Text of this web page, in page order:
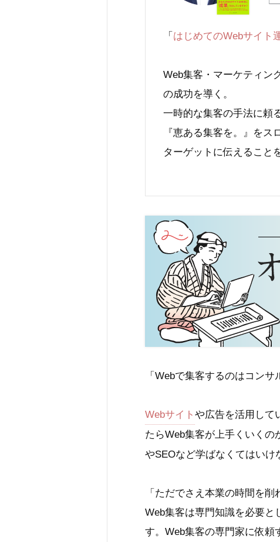
「 はじめてのWebサイト
Web集客・マーケティン
の成功を導く。
一時的な集客の手法に頼
『恵ある集客を。』を
ターゲットに伝えること
「Webで集客するのはコン
Webサイト や広告を活用して
たらWeb集客が上手くいくの
やSEOなど学ばなくてはいけ
「ただでさえ本業の時間を
Web集客は専門知識を必要と
す。Web集客の専門家に依頼